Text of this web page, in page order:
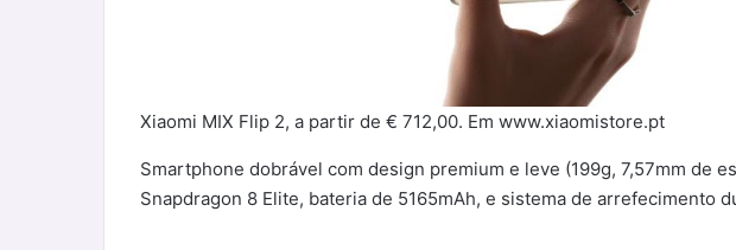
Xiaomi MIX Flip 2, a partir de € 712,00. Em www.xiaomistore.pt
Smartphone dobrável com design premium e leve (199g, 7,57mm de
Snapdragon 8 Elite, bateria de 5165mAh, e sistema de arrefecimento